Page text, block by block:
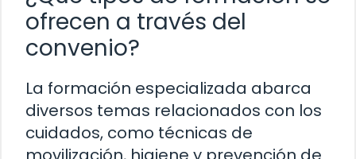
ofrecen a través del
convenio?
La formación especializada abarca
diversos temas relacionados con los
cuidados, como técnicas de